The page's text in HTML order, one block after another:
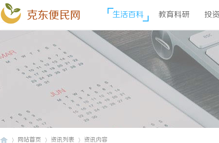
克东便民网 生活百科 教育科研 投
网站首页 资讯列表 资讯内容